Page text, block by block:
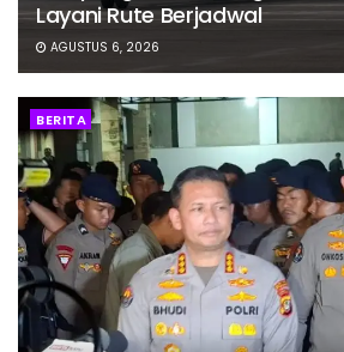
Layani Rute Berjadwal
AGUSTUS 6, 2026
BERITA